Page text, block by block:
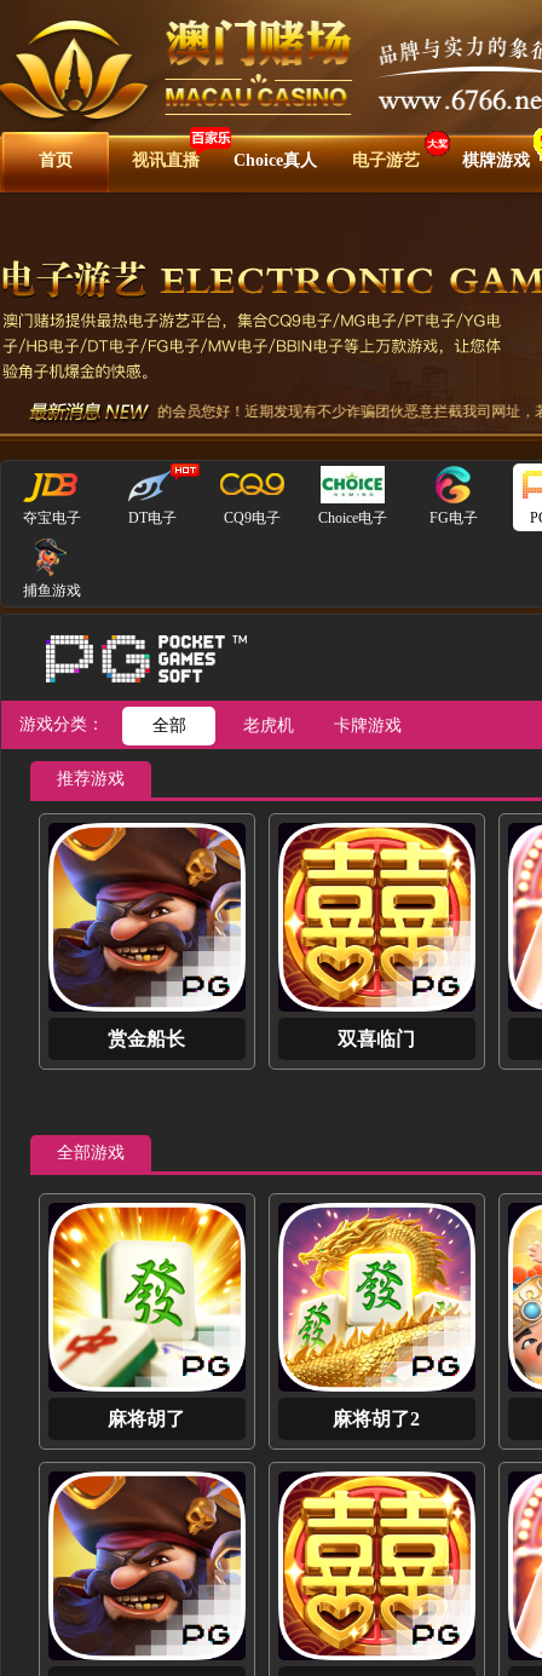
首页 视讯直播 Choice真人 电子游艺 棋牌游戏
尊敬的会员您好！近期发现有不少诈骗团伙恶意拦截我司网址，若
夺宝电子 DT电子 CQ9电子 Choice电子 FG电子
捕鱼游戏
游戏分类： 全部 老虎机 卡牌游戏
推荐游戏
赏金船长 双喜临门
全部游戏
麻将胡了 麻将胡了2